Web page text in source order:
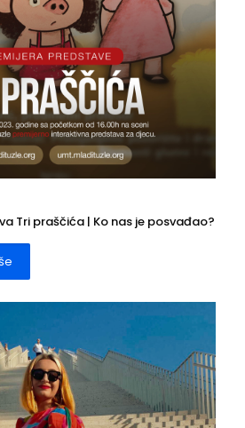
Tri praščića | Ko nas je posvađao?